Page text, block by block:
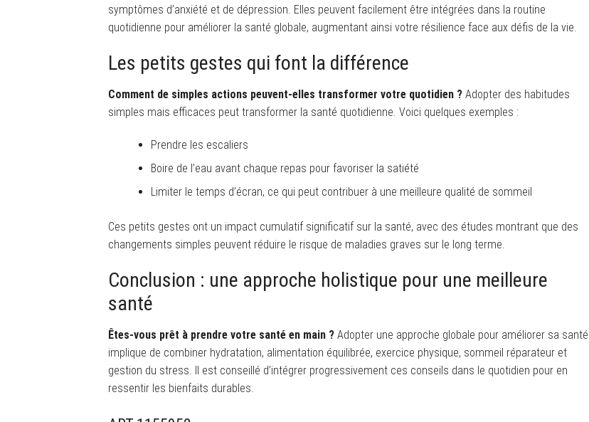
symptômes d’anxiété et de dépression. Elles peuvent facilement être intégrées dans la routine
quotidienne pour améliorer la santé globale, augmentant ainsi votre résilience face aux défis de la vie.
Les petits gestes qui font la différence
Comment de simples actions peuvent-elles transformer votre quotidien ? Adopter des habitudes
simples mais efficaces peut transformer la santé quotidienne. Voici quelques exemples :
Prendre les escaliers
Boire de l’eau avant chaque repas pour favoriser la satiété
Limiter le temps d’écran, ce qui peut contribuer à une meilleure qualité de sommeil
Ces petits gestes ont un impact cumulatif significatif sur la santé, avec des études montrant que des
changements simples peuvent réduire le risque de maladies graves sur le long terme.
Conclusion : une approche holistique pour une meilleure
santé
Êtes-vous prêt à prendre votre santé en main ? Adopter une approche globale pour améliorer sa santé
implique de combiner hydratation, alimentation équilibrée, exercice physique, sommeil réparateur et
gestion du stress. Il est conseillé d’intégrer progressivement ces conseils dans le quotidien pour en
ressentir les bienfaits durables.